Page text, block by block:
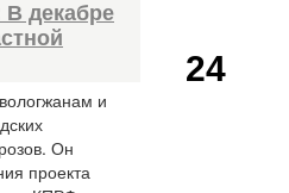
декабре
24
и
Он
проекта